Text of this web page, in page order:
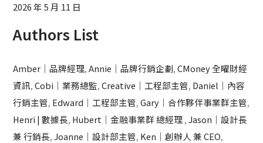
2026 年 5 月 11 日
Authors List
Amber｜品牌經理,Annie｜品牌行銷企劃,CMoney 全曜財經
資訊,Cobi｜業務總監,Creative｜工程部主管, Daniel｜內容
行銷主管, Edward｜工程部主管,Gary｜合作夥伴事業群主管,
Henri | 數據長, Hubert｜金融事業群 總經理,Jason｜設計長
兼 行銷長,Joanne｜設計部主管, Ken｜創辦人 兼 CEO,